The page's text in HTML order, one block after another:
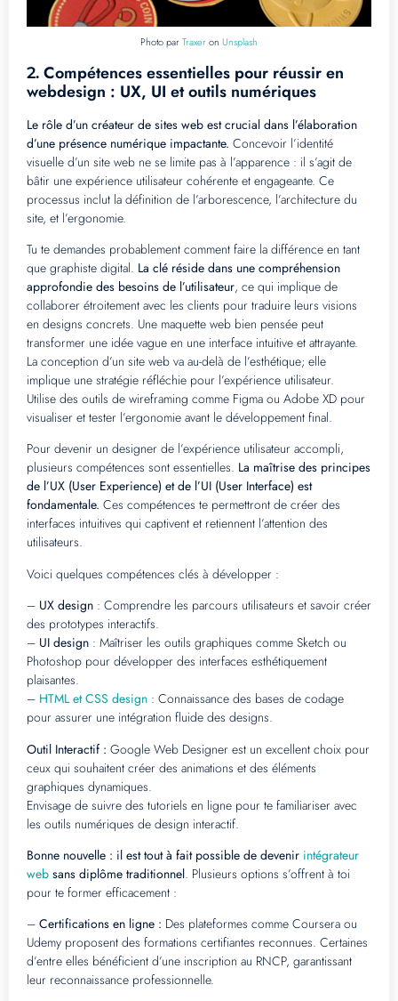
Photo parTraxeron Unsplash
2. Compétences essentielles pour réussir en
webdesign : UX, UI et outils numériques
Le rôle d’un créateur de sites web est crucial dans l’élaboration
d’une présence numérique impactante. Concevoir l’identité
visuelle d’un site web ne se limite pas à l’apparence : il s’agit de
bâtir une expérience utilisateur cohérente et engageante. Ce
processus inclut la définition de l’arborescence, l’architecture du
site, et l’ergonomie.
Tu te demandes probablement comment faire la différence en tant
que graphiste digital. La clé réside dans une compréhension
approfondie des besoins de l’utilisateur, ce qui implique de
collaborer étroitement avec les clients pour traduire leurs visions
en designs concrets. Une maquette web bien pensée peut
transformer une idée vague en une interface intuitive et attrayante.
La conception d’un site web va au-delà de l’esthétique; elle
implique une stratégie réfléchie pour l’expérience utilisateur.
Utilise des outils de wireframing comme Figma ou Adobe XD pour
visualiser et tester l’ergonomie avant le développement final.
Pour devenir un designer de l’expérience utilisateur accompli,
plusieurs compétences sont essentielles. La maîtrise des principes
de l’UX (User Experience) et de l’UI (User Interface) est
fondamentale. Ces compétences te permettront de créer des
interfaces intuitives qui captivent et retiennent l’attention des
utilisateurs.
Voici quelques compétences clés à développer :
– UX design : Comprendre les parcours utilisateurs et savoir créer
des prototypes interactifs.
– UI design : Maîtriser les outils graphiques comme Sketch ou
Photoshop pour développer des interfaces esthétiquement
plaisantes.
– HTML et CSS design : Connaissance des bases de codage
pour assurer une intégration fluide des designs.
Outil Interactif : Google Web Designer est un excellent choix pour
ceux qui souhaitent créer des animations et des éléments
graphiques dynamiques.
Envisage de suivre des tutoriels en ligne pour te familiariser avec
les outils numériques de design interactif.
Bonne nouvelle : il est tout à fait possible de devenir intégrateur
web sans diplôme traditionnel. Plusieurs options s’offrent à toi
pour te former efficacement :
– Certifications en ligne : Des plateformes comme Coursera ou
Udemy proposent des formations certifiantes reconnues. Certaines
d’entre elles bénéficient d’une inscription au RNCP, garantissant
leur reconnaissance professionnelle.